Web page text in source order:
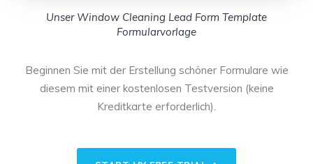
Unser Window Cleaning Lead Form Template
Formularvorlage
Beginnen Sie mit der Erstellung schöner Formulare wie
diesem mit einer kostenlosen Testversion (keine
Kreditkarte erforderlich).